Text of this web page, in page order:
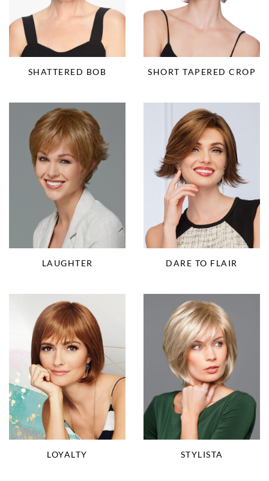
SHATTERED BOB SHORT TAPERED CROP
LAUGHTER DARE TO FLAIR
LOYALTY STYLISTA